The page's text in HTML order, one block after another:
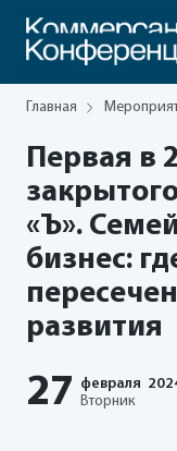
Главная
Первая в
«Ъ».
бизнес:
развития
27 февраля
Вторник